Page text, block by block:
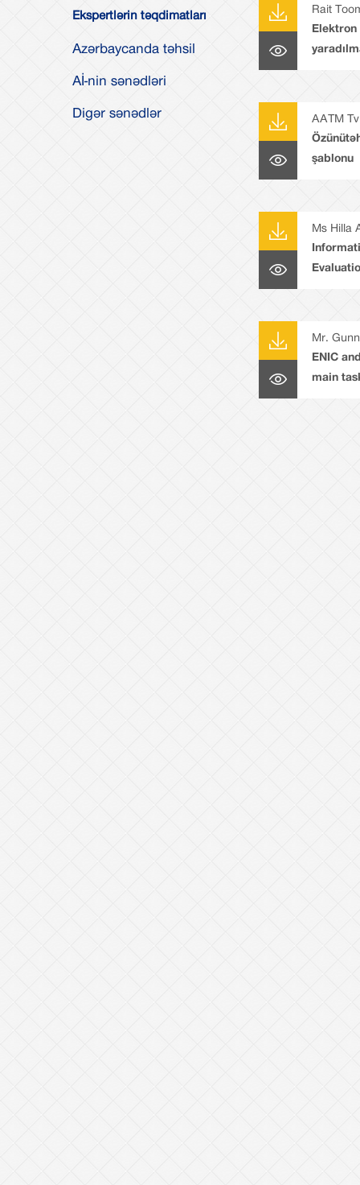
Ekspertlərin təqdimatları
Azərbaycanda təhsil
Aİ-nin sənədləri
Digər sənədlər
Rait
AATM
şablonu
Ms Hilla
Mr.
ENIC
main